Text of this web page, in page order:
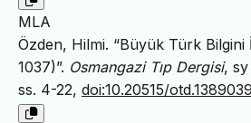
MLA
Özden, Hilmi. “Büyük Türk
1037)”. Osmangazi Tıp Dergisi, sy
ss. 4-22, doi:10.20515/otd.1389039